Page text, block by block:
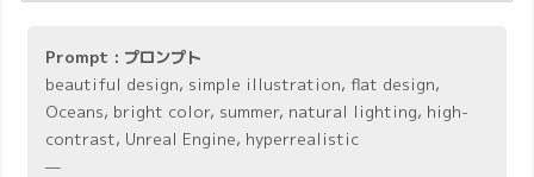
Prompt : プロンプト
beautiful design, simple illustration, flat design,
Oceans, bright color, summer, natural lighting, high-
contrast, Unreal Engine, hyperrealistic
—